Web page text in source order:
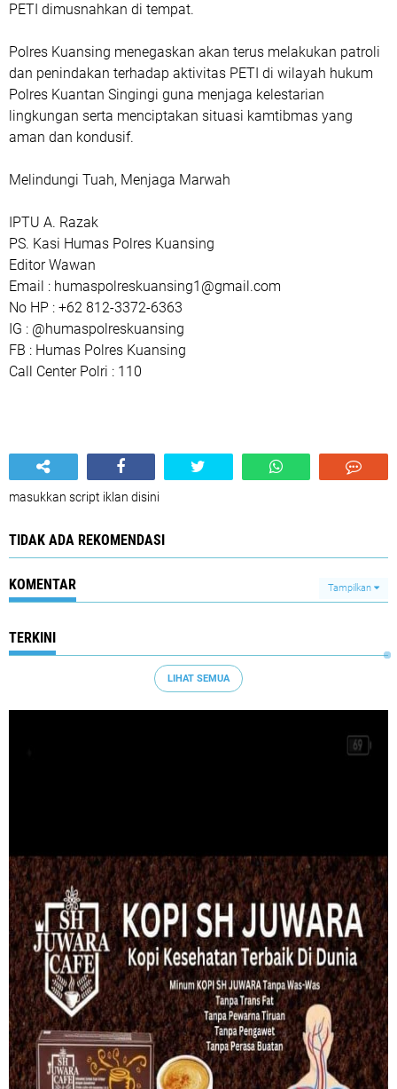
PETI dimusnahkan di tempat.
Polres Kuansing menegaskan akan terus melakukan patroli
dan penindakan terhadap aktivitas PETI di wilayah hukum
Polres Kuantan Singingi guna menjaga kelestarian
lingkungan serta menciptakan situasi kamtibmas yang
aman dan kondusif.
Melindungi Tuah, Menjaga Marwah
IPTU A. Razak
PS. Kasi Humas Polres Kuansing
Editor Wawan
Email : humaspolreskuansing1@gmail.com
No HP : +62 812-3372-6363
IG : @humaspolreskuansing
FB : Humas Polres Kuansing
Call Center Polri : 110
masukkan script iklan disini
TIDAK ADA REKOMENDASI
KOMENTAR Tampilkan
TERKINI
LIHAT SEMUA